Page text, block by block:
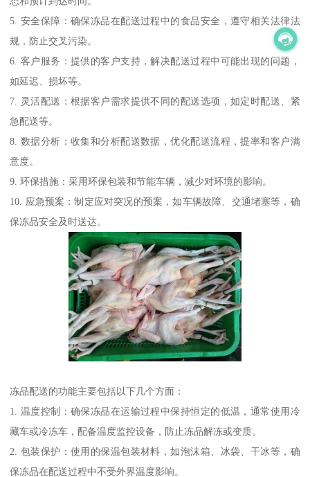
5. 安全保障：确保冻品在配送过程中的食品安全，遵守相关法律法
规，防止交叉污染。
6. 客户服务：提供的客户支持，解决配送过程中可能出现的问题，
如延迟、损坏等。
7. 灵活配送：根据客户需求提供不同的配送选项，如定时配送、紧
急配送等。
8. 数据分析：收集和分析配送数据，优化配送流程，提率和客户满
意度。
9. 环保措施：采用环保包装和节能车辆，减少对环境的影响。
10. 应急预案：制定应对突况的预案，如车辆故障、交通堵塞等，确
保冻品安全及时送达。
冻品配送的功能主要包括以下几个方面：
1. 温度控制：确保冻品在运输过程中保持恒定的低温，通常使用冷
藏车或冷冻车，配备温度监控设备，防止冻品解冻或变质。
2. 包装保护：使用的保温包装材料，如泡沫箱、冰袋、干冰等，确
保冻品在配送过程中不受外界温度影响。